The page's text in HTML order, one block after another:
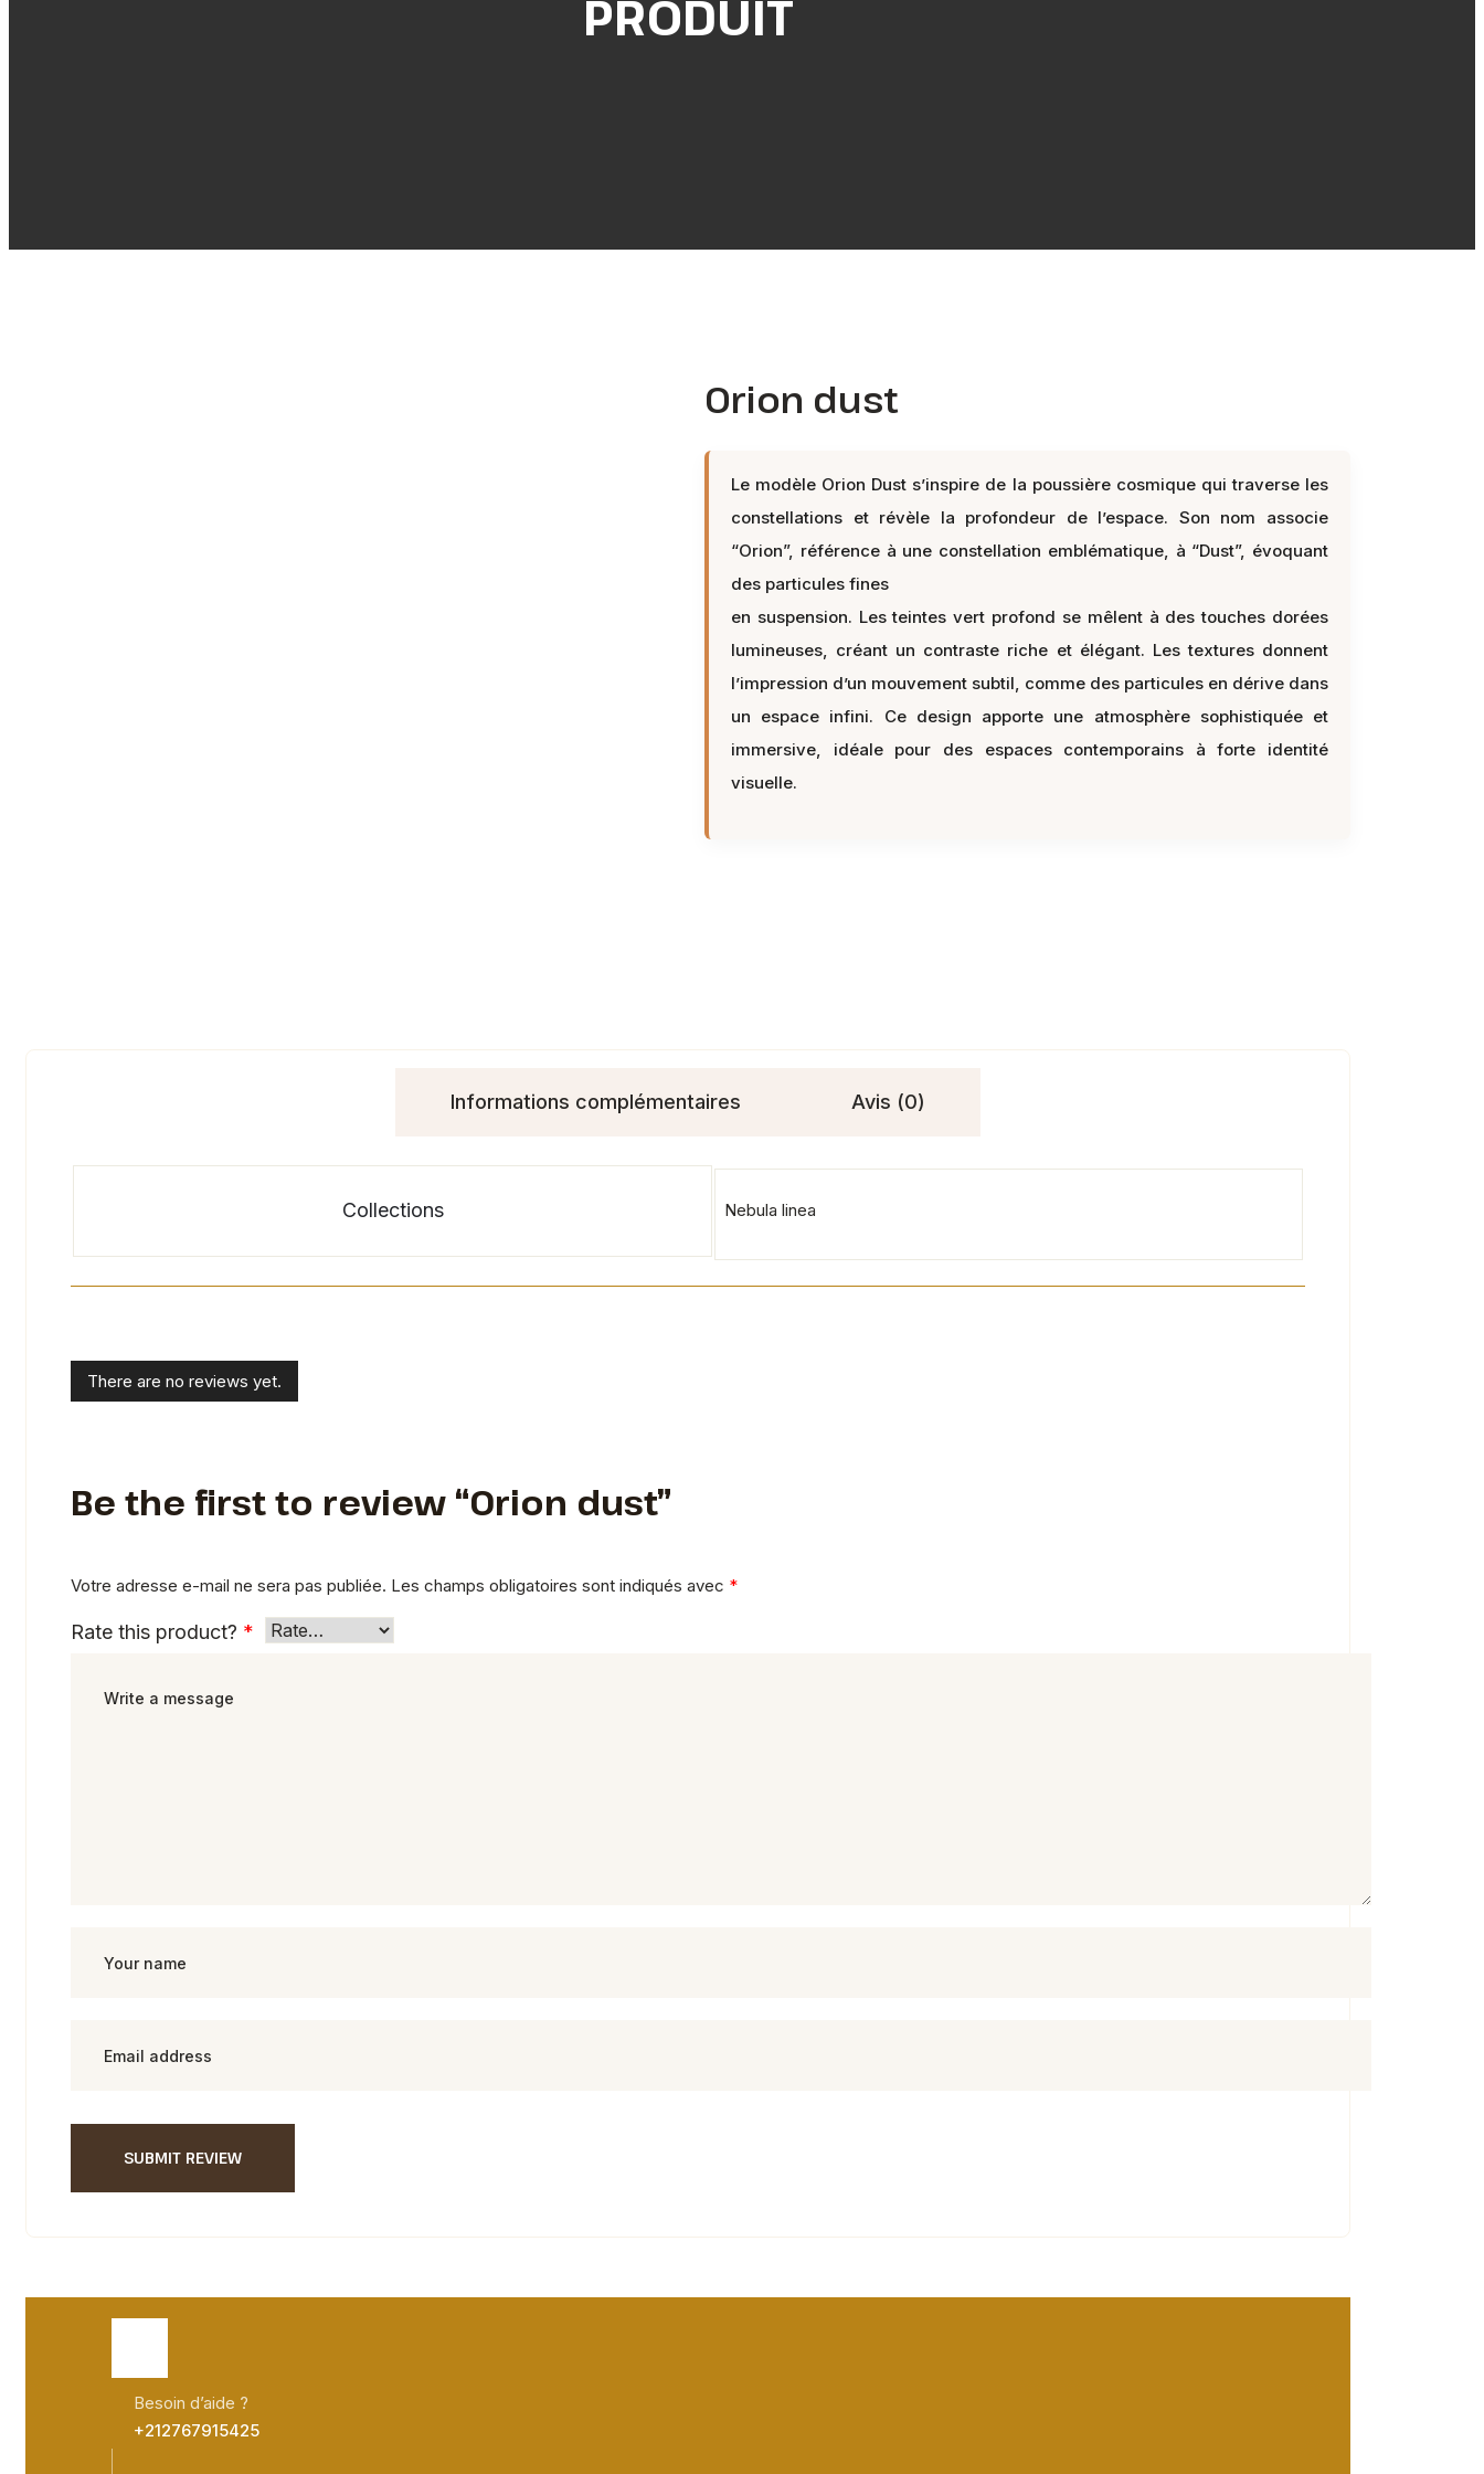
PRODUIT
Orion dust
Le modèle Orion Dust s’inspire de la poussière cosmique qui traverse les
constellations et révèle la profondeur de l’espace. Son nom associe
“Orion”, référence à une constellation emblématique, à “Dust”, évoquant
des particules fines
en suspension. Les teintes vert profond se mêlent à des touches dorées
lumineuses, créant un contraste riche et élégant. Les textures donnent
l’impression d’un mouvement subtil, comme des particules en dérive dans
un espace infini. Ce design apporte une atmosphère sophistiquée et
immersive, idéale pour des espaces contemporains à forte identité
visuelle.
Informations complémentaires Avis (0)
Collections Nebula linea
There are no reviews yet.
Be the first to review “Orion dust”
Votre adresse e-mail ne sera pas publiée. Les champs obligatoires sont indiqués avec *
Rate this product? *
SUBMIT REVIEW
Besoin d’aide ?
+212767915425